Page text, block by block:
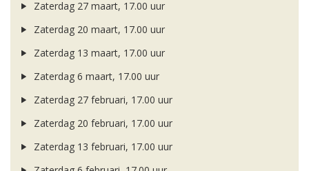
Zaterdag 27 maart, 17.00 uur
Zaterdag 20 maart, 17.00 uur
Zaterdag 13 maart, 17.00 uur
Zaterdag 6 maart, 17.00 uur
Zaterdag 27 februari, 17.00 uur
Zaterdag 20 februari, 17.00 uur
Zaterdag 13 februari, 17.00 uur